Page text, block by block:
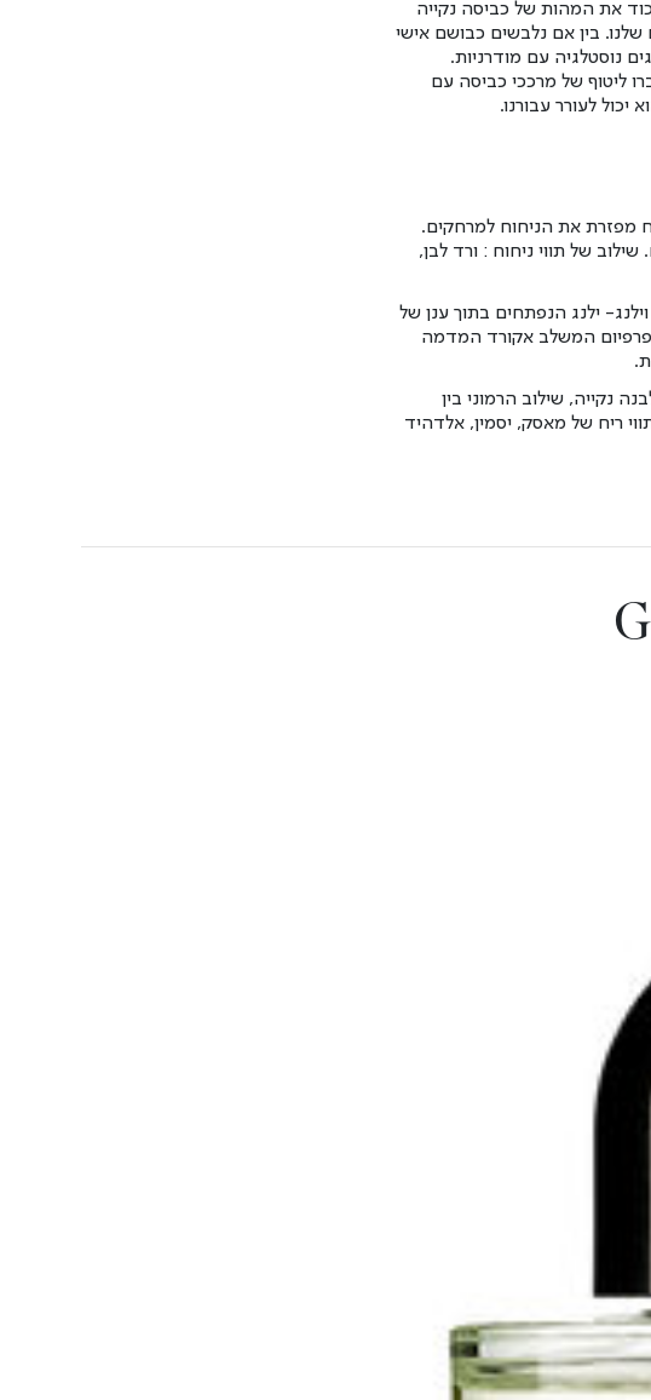
את המהות של כביסה נקייה
שלנו. בין אם נלבשים כבושם אישי
נוסטלגיה עם מודרניות.
ליטוף של מרככי כביסה עם
לעורר עבורנו.
מפזרת את הניחוח למרחקים.
של תווי ניחוח : ורד לבן,
ילנג הנפתחים בתוך ענן של
המשלב אקורד המדמה
נקייה, שילוב הרמוני בין
ריח של מאסק, יסמין, אלדהיד